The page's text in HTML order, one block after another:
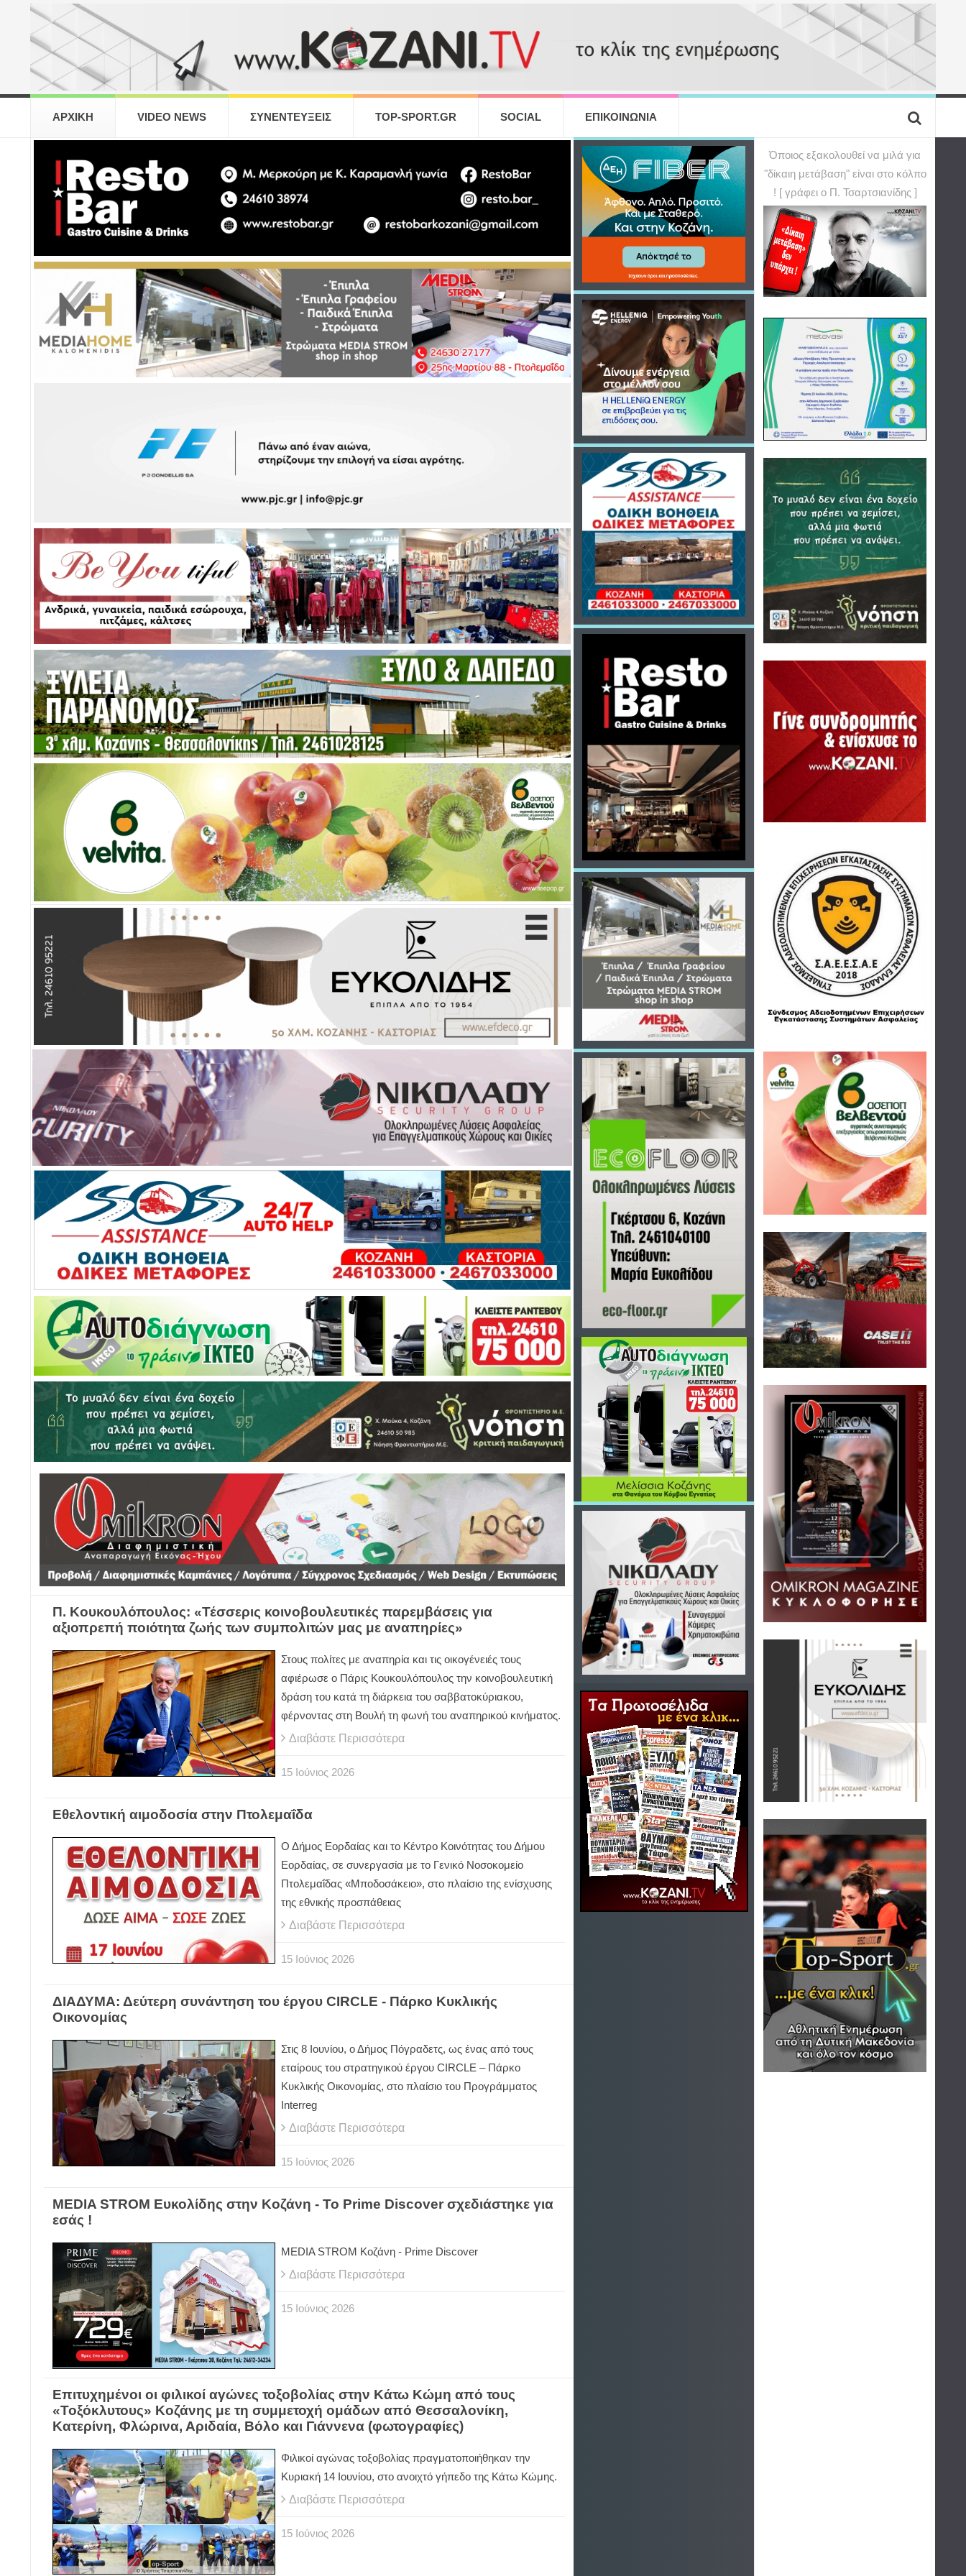
ΑΡΧΙΚΗ VIDEO NEWS ΣΥΝΕΝΤΕΥΞΕΙΣ TOP-SPORT.GR SOCIAL ΕΠΙΚΟΙΝΩΝΙΑ
Π. Κουκουλόπουλος: «Τέσσερις κοινοβουλευτικές παρεμβάσεις για
αξιοπρεπή ποιότητα ζωής των συμπολιτών μας με αναπηρίες»
Στους πολίτες με αναπηρία και τις οικογένειές τους
αφιέρωσε ο Πάρις Κουκουλόπουλος την κοινοβουλευτική
δράση του κατά τη διάρκεια του σαββατοκύριακου,
φέρνοντας στη Βουλή τη φωνή του αναπηρικού κινήματος.
Διαβάστε Περισσότερα
15 Ιούνιος 2026
Εθελοντική αιμοδοσία στην Πτολεμαΐδα
Ο Δήμος Εορδαίας και το Κέντρο Κοινότητας του Δήμου
Εορδαίας, σε συνεργασία με το Γενικό Νοσοκομείο
Πτολεμαΐδας «Μποδοσάκειο», στο πλαίσιο της ενίσχυσης
της εθνικής προσπάθειας
Διαβάστε Περισσότερα
15 Ιούνιος 2026
ΔΙΑΔΥΜΑ: Δεύτερη συνάντηση του έργου CIRCLE - Πάρκο Κυκλικής
Οικονομίας
Στις 8 Ιουνίου, ο Δήμος Πόγραδετς, ως ένας από τους
εταίρους του στρατηγικού έργου CIRCLE – Πάρκο
Κυκλικής Οικονομίας, στο πλαίσιο του Προγράμματος
Interreg
Διαβάστε Περισσότερα
15 Ιούνιος 2026
MEDIA STROM Ευκολίδης στην Κοζάνη - Το Prime Discover σχεδιάστηκε για
εσάς !
MEDIA STROM Κοζάνη - Prime Discover
Διαβάστε Περισσότερα
15 Ιούνιος 2026
Επιτυχημένοι οι φιλικοί αγώνες τοξοβολίας στην Κάτω Κώμη από τους
«Τοξόκλυτους» Κοζάνης με τη συμμετοχή ομάδων από Θεσσαλονίκη,
Κατερίνη, Φλώρινα, Αριδαία, Βόλο και Γιάννενα (φωτογραφίες)
Φιλικοί αγώνας τοξοβολίας πραγματοποιήθηκαν την
Κυριακή 14 Ιουνίου, στο ανοιχτό γήπεδο της Κάτω Κώμης.
Διαβάστε Περισσότερα
15 Ιούνιος 2026
Όποιος εξακολουθεί να μιλά για
"δίκαιη μετάβαση" είναι στο κόλπο
! [ γράφει ο Π. Τσαρτσιανίδης ]